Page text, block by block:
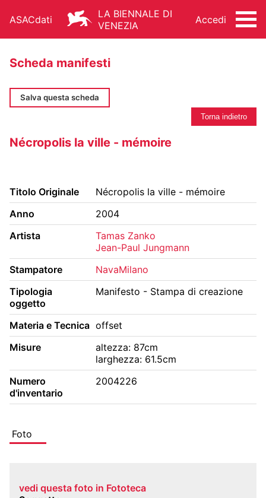
ASACdati
LA BIENNALE DI
VENEZIA
Accedi
ARCHITETTURA
ARTI VISIVE
ALTRE ATTIVITÀ
FONDO STORICO
BIBLIOTECA E PERIODICI
CINETECA
FONDO ARTISTICO
MANIFESTI
MEDIATECA
RACCOLTA DOCUMENTARIA
RASSEGNA STAMPA
FONDI ESTERNI
Scheda manifesti
Salva questa scheda
Torna indietro
Nécropolis la ville - mémoire
Titolo Originale
Nécropolis la ville - mémoire
Anno
2004
Artista
Tamas Zanko
Jean-Paul Jungmann
Stampatore
NavaMilano
Tipologia
oggetto
Manifesto - Stampa di creazione
Materia e Tecnica offset
Misure
altezza: 87cm
larghezza: 61.5cm
Numero
d'inventario
2004226
Foto
vedi questa foto in Fototeca